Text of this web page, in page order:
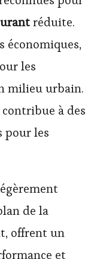
réduite.
économiques,
les
milieu urbain.
à des
pour les
de la
offrent un
et